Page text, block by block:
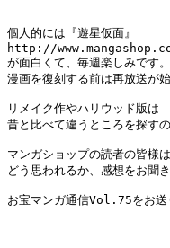
個人的には『遊星仮面』
http://
が面白くて、毎週楽しみです。
漫画を復刻する前は再放送が
リメイク作やハリウッド版は
昔と比べて違うところを探す
マンガショップの読者の皆様
どう思われるか、感想をお聞
お宝マンガ通信Vol.75をお送